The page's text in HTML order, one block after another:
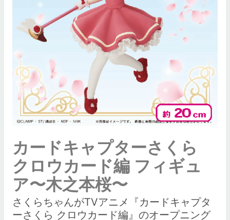
カードキャプターさくら
クロウカード編 フィギュ
ア〜木之本桜〜
さくらちゃんがTVアニメ『カードキャプタ
ーさくら クロウカード編』のオープニング